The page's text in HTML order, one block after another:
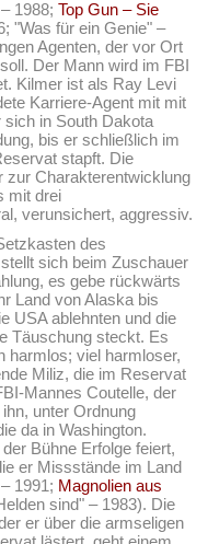
– 1988;Top Gun – Sie
"Was für ein Genie" –
Agenten, der vor Ort
Der Mann wird im FBI
Kilmer ist als Ray Levi
Karriere-Agent mit mit
sich in South Dakota
bis er schließlich im
stapft. Die
zur Charakterentwicklung
mit drei
verunsichert, aggressiv.
des
sich beim Zuschauer
es gebe rückwärts
Land von Alaska bis
USA ablehnten und die
Täuschung steckt. Es
harmlos; viel harmloser,
Miliz, die im Reservat
Mannes Coutelle, der
unter Ordnung
da in Washington.
Bühne Erfolge feiert,
er Missstände im Land
1991; Magnolien aus
sind" – 1983). Die
er über die armseligen